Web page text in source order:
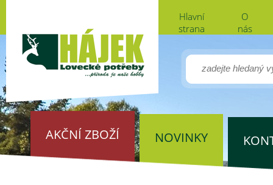
Hlavní
strana
O
nás
AKČNÍ ZBOŽÍ NOVINKY